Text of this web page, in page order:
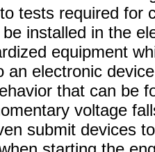
tests required for
installed in the
equipment
an electronic
that can be
voltage
submit devices